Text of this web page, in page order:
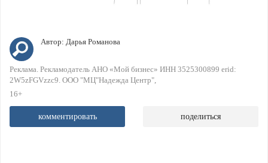
Автор: Дарья Романова
Реклама. Рекламодатель АНО «Мой бизнес» ИНН 3525300899 erid:
2W5zFGVzzc9. ООО "МЦ"Надежда Центр"
16+
комментировать поделиться